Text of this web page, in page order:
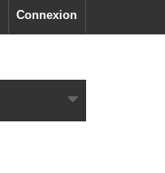
Connexion